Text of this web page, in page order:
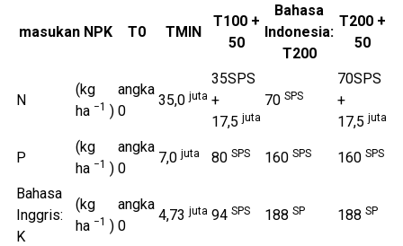
masukan NPK T0 TMIN
T100 +
50
Bahasa
Indonesia:
T200
T200 +
50
N
(kg
ha −1 )
angka
0
35,0juta
35SPS
+
17,5juta
70 SPS
70SPS
+
17,5juta
P
(kg
ha −1 )
angka
0
7,0juta 80 SPS 160 SPS 160 SPS
Bahasa
Inggris:
K
(kg
ha −1 )
angka
0
4,73juta 94 SPS 188 SP 188 SP